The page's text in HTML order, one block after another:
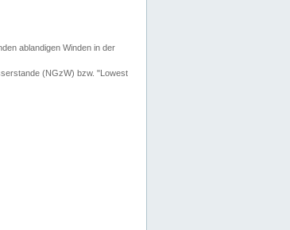
ablandigen Winden in der
(NGzW) bzw. "Lowest